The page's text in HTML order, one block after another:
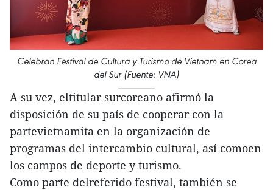
Celebran Festival de Cultura y Turismo de Vietnam en Corea
del Sur (Fuente: VNA)
A su vez, eltitular surcoreano afirmó la
disposición de su país de cooperar con la
partevietnamita en la organización de
programas del intercambio cultural, así comoen
los campos de deporte y turismo.
Como parte delreferido festival, también se